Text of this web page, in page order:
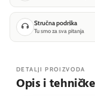
Stručna podrška
Tu smo za sva pitanja
DETALJI PROIZVODA
Opis i